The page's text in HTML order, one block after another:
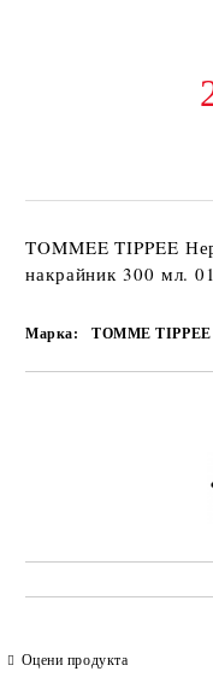
TOMMEE TIPPEE
накрайник 300 мл.
Марка: TOMME TIPPEE
Оцени продукта